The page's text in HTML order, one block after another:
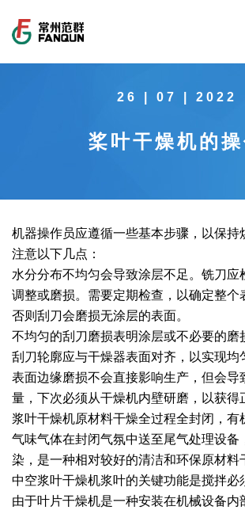
公司荣誉
范群文化
公司大事记
载体催化剂全自动生产线系列
回转圆筒干燥焙烧系列
气流干燥系列
喷雾干燥机系列
带式干燥焙烧系列
真空干燥系列
圆盘干燥机系列
桨叶式干燥系列
新能源新材料行业
制药行业
食品行业
环保行业
化工行业
技术中心
工程实验室
工程技术中心
质量监督技术中心
新闻中心
范群新闻
行业新闻
技术专栏
服务中心
常见问题
社会责任
全球契约组织成员
公共责任
节能环保
公益支持
绿色发展
绿色工厂
绿色供应链
人才招聘
联系我们
联系我们
26 | 07 | 2022
桨叶干燥机的
机器操作员应遵循一些基本步骤，以保持
注意以下几点：
水分分布不均匀会导致涂层不足。铣刀应
调整或磨损。需要定期检查，以确定整个
否则刮刀会磨损无涂层的表面。
不均匀的刮刀磨损表明涂层或不必要的磨
刮刀轮廓应与干燥器表面对齐，以实现均
表面边缘磨损不会直接影响生产，但会导
量，下次必须从干燥机内壁研磨，以获得
浆叶干燥机原材料干燥全过程全封闭，有
气味气体在封闭气氛中送至尾气处理设备
染，是一种相对较好的清洁和环保原材料
中空浆叶干燥机浆叶的关键功能是搅拌必
由于叶片干燥机是一种安装在机械设备内